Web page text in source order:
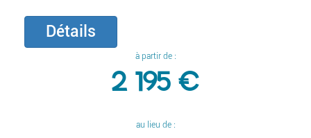
Détails
à partir de :
2 195 €
au lieu de :